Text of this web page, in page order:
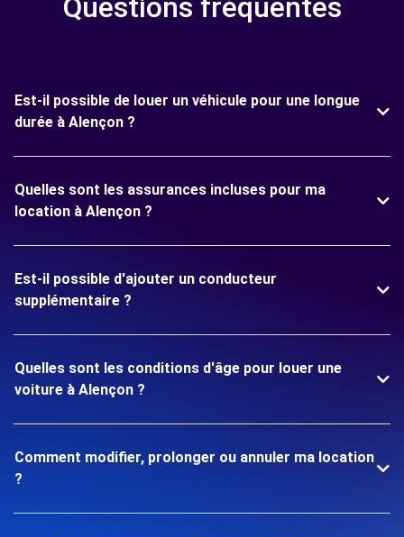
Questions fréquentes
Est-il possible de louer un véhicule pour une longue
durée à Alençon ?
Quelles sont les assurances incluses pour ma
location à Alençon ?
Est-il possible d'ajouter un conducteur
supplémentaire ?
Quelles sont les conditions d'âge pour louer une
voiture à Alençon ?
Comment modifier, prolonger ou annuler ma location
?